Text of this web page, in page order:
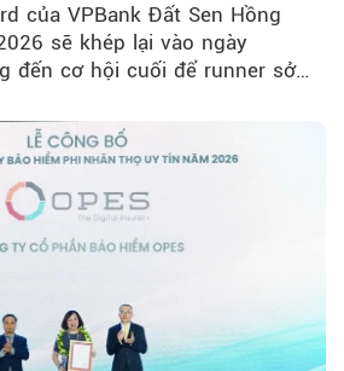
của VPBank Đất Sen Hồng
sẽ khép lại vào ngày
đến cơ hội cuối để runner sở